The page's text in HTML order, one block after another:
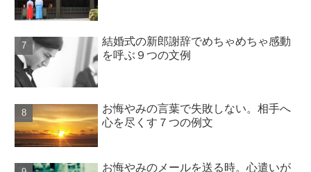
結婚式の新郎謝辞でめちゃめちゃ感動
を呼ぶ９つの文例
お悔やみの言葉で失敗しない。相手へ
心を尽くす７つの例文
お悔やみのメールを送る時。心遣いが